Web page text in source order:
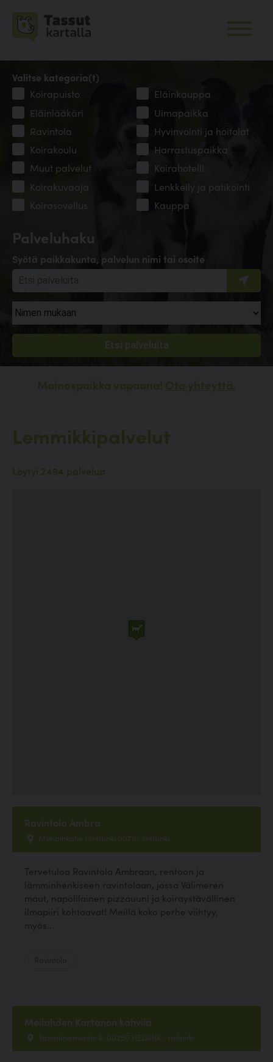
Palveluhaku
Syötä paikkakunta, palvelun nimi tai osoite
Valitse kategoria(t)
Koirapuisto
Eläinkauppa
Eläinlääkäri
Uimapaikka
Ravintola
Hyvinvointi ja hoitolat
Koirakoulu
Harrastuspaikka
Muut palvelut
Koirahotelli
Koirakuvaaja
Lenkkeily ja patikointi
Koirasovellus
Kauppa
Mainospaikka vapaana! Ota yhteyttä.
Lemmikkipalvelut
Löytyi 2494 palvelua
Ravintola Ambra
Meripihkatie 1 Helsinki 00710, Helsinki
Tervetuloa Ravintola Ambraan, rentoon ja
lämminhenkiseen ravintolaan, jossa Välimeren
maut, napolilainen pizzauuni ja koiraystävällinen
ilmapiiri kohtaavat! Meillä koko perhe viihtyy,
myös...
Meilahden Kartanon kahvila
Tamminiementie 8, 00250 HELSINKI, Helsinki